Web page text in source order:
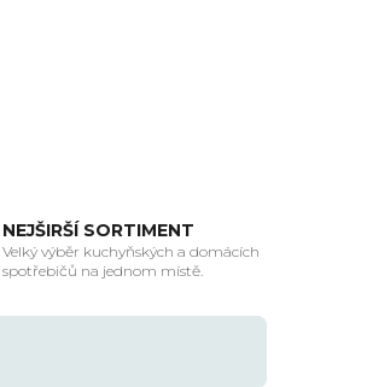
NEJŠIRŠÍ SORTIMENT
Velký výběr kuchyňských a domácích
spotřebičů na jednom místě.